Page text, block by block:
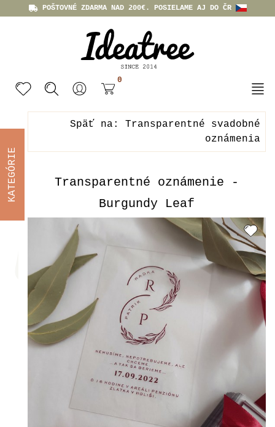
POŠTOVNÉ ZDARMA NAD 200€. POSIELAME AJ DO ČR
0
Späť na: Transparentné svadobné
oznámenia
Transparentné oznámenie -
Burgundy Leaf
KATEGÓRIE